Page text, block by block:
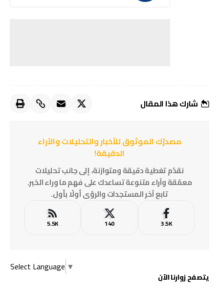
شارك هذا المقال
مصدرُك الموثوق للأخبار والتحليلات والآراء
الدقيقة!
نقدّم تغطية دقيقة ومتوازنة، إلى جانب تحليلات
معمّقة وآراء متنوعة تساعدك على فهم ما وراء الخبر.
تابع آخر المستجدات والرؤى أولًا بأول.
3.5K
140
5.5K
Select Language ▼
يتصفح زوارنا الآن